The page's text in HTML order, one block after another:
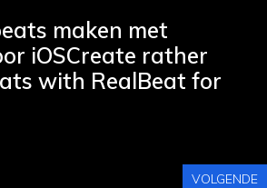
maken met
iOSCreate rather
with RealBeat for
VOLGENDE